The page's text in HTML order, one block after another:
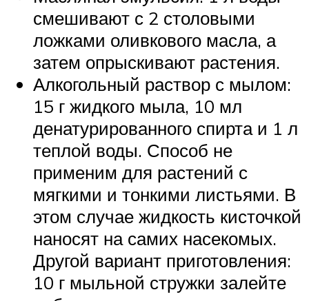
смешивают с 2 столовыми
ложками оливкового масла, а
затем опрыскивают растения.
Алкогольный раствор с мылом:
15 г жидкого мыла, 10 мл
денатурированного спирта и 1 л
теплой воды. Способ не
применим для растений с
мягкими и тонкими листьями. В
этом случае жидкость кисточкой
наносят на самих насекомых.
Другой вариант приготовления:
10 г мыльной стружки залейте